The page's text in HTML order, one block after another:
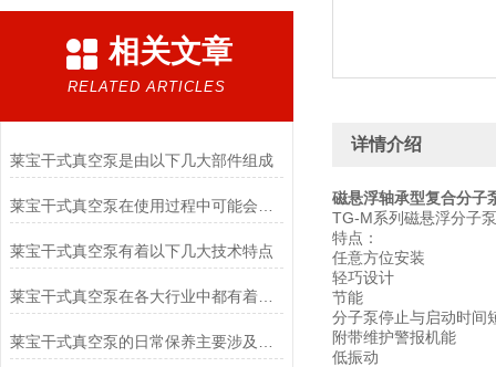
相关文章
RELATED ARTICLES
莱宝干式真空泵是由以下几大部件组成
莱宝干式真空泵有着以下几大技术特点
详情介绍
磁悬浮轴承型复合分子
TG-M系列磁悬浮分子
特点：
任意方位安装
轻巧设计
节能
分子泵停止与启动时间
附带维护警报机能
低振动